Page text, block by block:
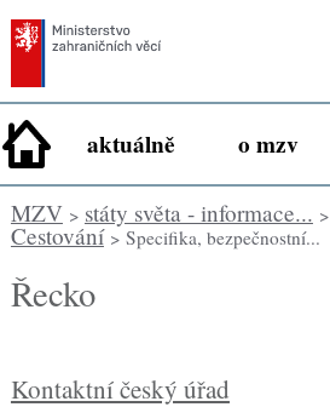
aktuálně o mzv
MZV> státy světa - informace... >
Cestování> Specifika, bezpečnostní...
Řecko
Kontaktní český úřad